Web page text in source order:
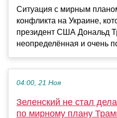
Ситуация с мирным
конфликта на Украине,
президент США Дональд
неопределённая и очень
04:00, 21 Ноя
Зеленский не стал
по мирному плану